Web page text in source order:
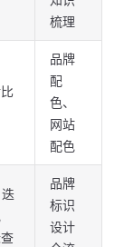
梳理
品牌
配
色、
网站
配色
品牌
标识
设计